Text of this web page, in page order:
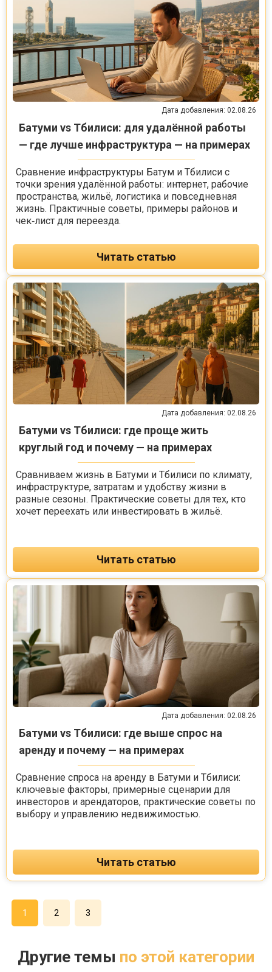
Дата добавления: 02.08.26
Батуми vs Тбилиси: для удалённой работы
— где лучше инфраструктура — на примерах
Сравнение инфраструктуры Батум и Тбилиси с
точки зрения удалённой работы: интернет, рабочие
пространства, жильё, логистика и повседневная
жизнь. Практичные советы, примеры районов и
чек‑лист для переезда.
Читать статью
Дата добавления: 02.08.26
Батуми vs Тбилиси: где проще жить
круглый год и почему — на примерах
Сравниваем жизнь в Батуми и Тбилиси по климату,
инфраструктуре, затратам и удобству жизни в
разные сезоны. Практические советы для тех, кто
хочет переехать или инвестировать в жильё.
Читать статью
Дата добавления: 02.08.26
Батуми vs Тбилиси: где выше спрос на
аренду и почему — на примерах
Сравнение спроса на аренду в Батуми и Тбилиси:
ключевые факторы, примерные сценарии для
инвесторов и арендаторов, практические советы по
выбору и управлению недвижимостью.
Читать статью
1 2 3
Другие темы по этой категории